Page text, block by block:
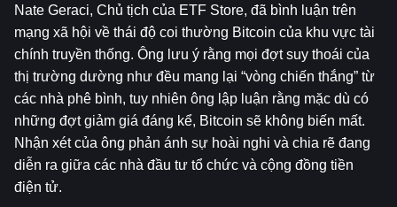
Nate Geraci, Chủ tịch của ETF Store, đã bình luận trên
mạng xã hội về thái độ coi thường Bitcoin của khu vực tài
chính truyền thống. Ông lưu ý rằng mọi đợt suy thoái của
thị trường dường như đều mang lại “vòng chiến thắng” từ
các nhà phê bình, tuy nhiên ông lập luận rằng mặc dù có
những đợt giảm giá đáng kể, Bitcoin sẽ không biến mất.
Nhận xét của ông phản ánh sự hoài nghi và chia rẽ đang
diễn ra giữa các nhà đầu tư tổ chức và cộng đồng tiền
điện tử.